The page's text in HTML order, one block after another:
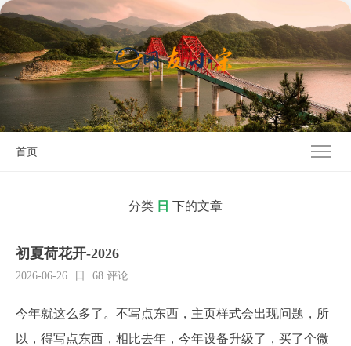
首页
分类 日 下的文章
初夏荷花开-2026
2026-06-26 日 68 评论
今年就这么多了。不写点东西，主页样式会出现问题，所
以，得写点东西，相比去年，今年设备升级了，买了个微